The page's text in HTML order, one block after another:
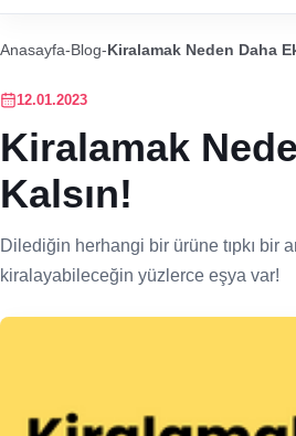
Anasayfa-Blog-Kiralamak Neden Daha
12.01.2023
Kiralamak
Kalsın!
Dilediğin herhangi bir ürüne tıpkı
kiralayabileceğin yüzlerce eşya var!